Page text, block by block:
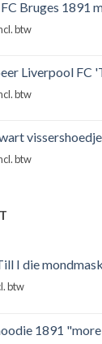
Bruges 1891
btw
Liverpool FC
btw
btw
I die
btw
1891